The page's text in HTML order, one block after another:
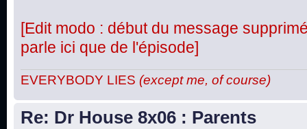
[Edit modo : début du message
parle ici que de l'épisode]
EVERYBODY LIES (except me, of course)
Re: Dr House 8x06 : Parents